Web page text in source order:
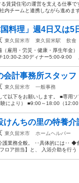
る賃貸住宅の運営を支える仕事
内チームと連携しながら進めま
料理」週4日又は5
東久留米市 東久留米駅
飲食
雇用・労災・健康・厚生年金
10:30-2:30ディナー5:00-9:00
計事務所スタッフ
東久留米市
一般事務
て以下をお願いします。 ■専用
により） ■9:00～18:00（12:00
んちの里の特養介
東久留米市
ホームヘルパー
護業務全般。 ‥具体的には‥
ロア担当】と、 入浴介助を行う